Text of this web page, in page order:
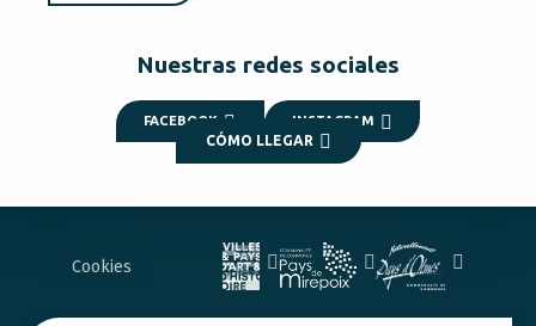
Nuestras redes sociales
FACEBOOK INSTAGRAM
CÓMO LLEGAR
Cookies